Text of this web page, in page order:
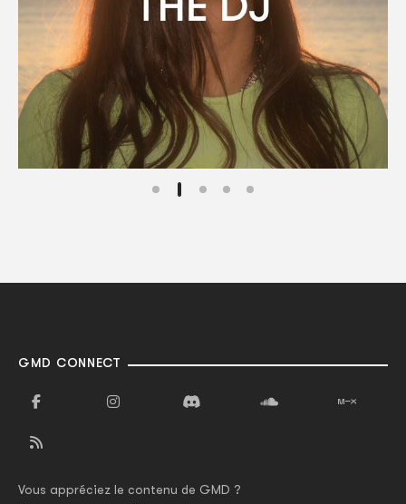
GMD CONNECT
Vous appréciez le contenu de GMD ?